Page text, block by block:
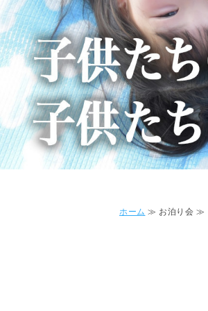
ホーム ≫ お泊り会 ≫